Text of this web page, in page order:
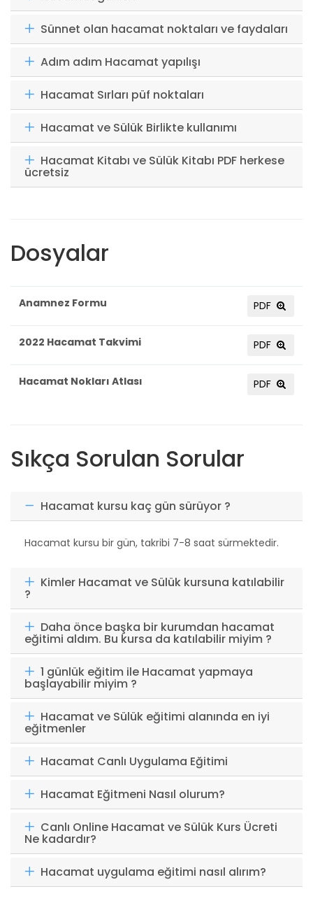
Sünnet olan hacamat noktaları ve faydaları
Adım adım Hacamat yapılışı
Hacamat Sırları püf noktaları
Hacamat ve Sülük Birlikte kullanımı
Hacamat Kitabı ve Sülük Kitabı PDF herkese
ücretsiz
Dosyalar
Anamnez Formu PDF
2022 Hacamat Takvimi PDF
Hacamat Nokları Atlası PDF
Sıkça Sorulan Sorular
Hacamat kursu kaç gün sürüyor ?
Hacamat kursu bir gün, takribi 7-8 saat sürmektedir.
Kimler Hacamat ve Sülük kursuna katılabilir
?
Daha önce başka bir kurumdan hacamat
eğitimi aldım. Bu kursa da katılabilir miyim ?
1 günlük eğitim ile Hacamat yapmaya
başlayabilir miyim ?
Hacamat ve Sülük eğitimi alanında en iyi
eğitmenler
Hacamat Canlı Uygulama Eğitimi
Hacamat Eğitmeni Nasıl olurum?
Canlı Online Hacamat ve Sülük Kurs Ücreti
Ne kadardır?
Hacamat uygulama eğitimi nasıl alırım?